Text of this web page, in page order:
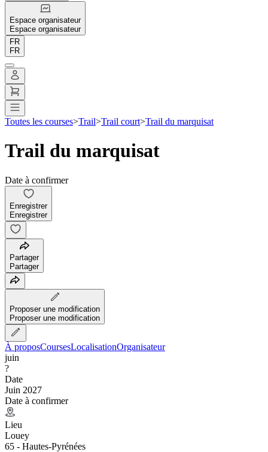
Espace organisateur
Espace organisateur
FR
FR
Toutes les courses>Trail>Trail court>Trail du marquisat
Trail du marquisat
Date à confirmer
Enregistrer
Enregistrer
Partager
Partager
Proposer une modification
Proposer une modification
À proposCoursesLocalisationOrganisateur
juin
?
Date
Juin 2027
Date à confirmer
Lieu
Louey
65 - Hautes-Pyrénées